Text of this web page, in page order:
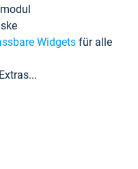
Widgets für alle